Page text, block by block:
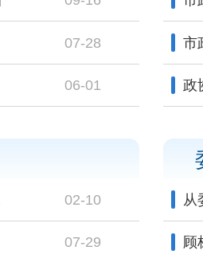
07-28
06-01
市
02-10
07-29
从
顾